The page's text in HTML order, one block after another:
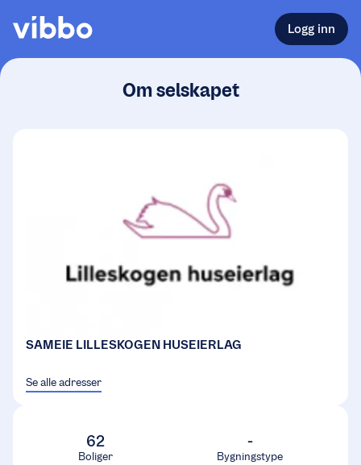
Logg inn
Om selskapet
SAMEIE LILLESKOGEN HUSEIERLAG
Se alle adresser
62
Boliger
-
Bygningstype